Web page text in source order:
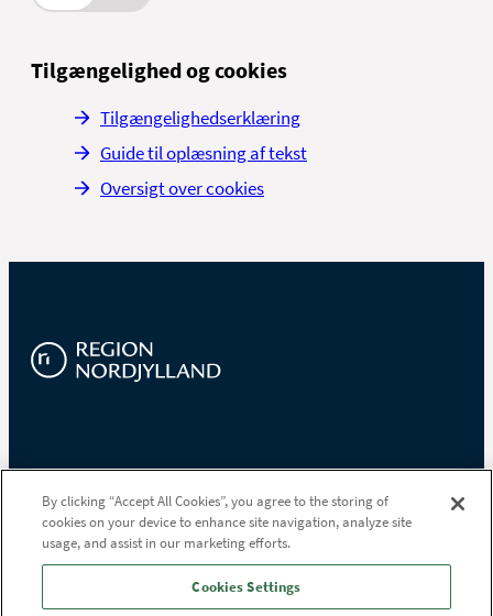
Tilgængelighed og cookies
Tilgængelighedserklæring
Guide til oplæsning af tekst
Oversigt over cookies
Niels Bohrs Vej 30
9220 Aalborg Øst
Tlf.97 64 80 00
By clicking “Accept All Cookies”, you agree to the storing of
cookies on your device to enhance site navigation, analyze site
usage, and assist in our marketing efforts.
Cookies Settings